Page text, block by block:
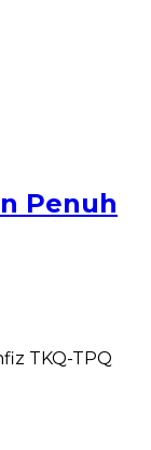
Penuh
TKQ-TPQ